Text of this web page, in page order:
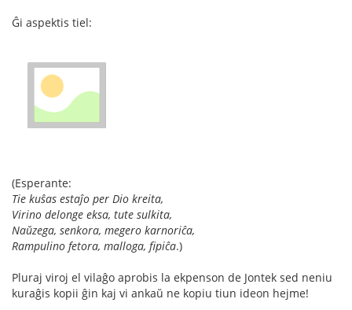
Ĝi aspektis tiel:
(Esperante:
Tie kuŝas estaĵo per Dio kreita,
Virino delonge eksa, tute sulkita,
Naŭzega, senkora, megero karnoriĉa,
Rampulino fetora, malloga, fipiĉa.)
Pluraj viroj el vilaĝo aprobis la ekpenson de Jontek sed neniu
kuraĝis kopii ĝin kaj vi ankaŭ ne kopiu tiun ideon hejme!